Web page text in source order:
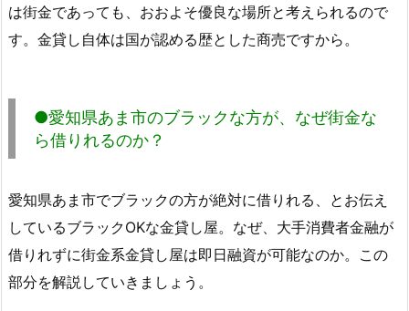
は街金であっても、おおよそ優良な場所と考えられるので
す。金貸し自体は国が認める歴とした商売ですから。
●愛知県あま市のブラックな方が、なぜ街金な
ら借りれるのか？
愛知県あま市でブラックの方が絶対に借りれる、とお伝え
しているブラックOKな金貸し屋。なぜ、大手消費者金融が
借りれずに街金系金貸し屋は即日融資が可能なのか。この
部分を解説していきましょう。